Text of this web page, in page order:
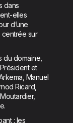
dans
elles
d’une
centrée sur
du domaine,
et
Manuel
Ricard,
: les